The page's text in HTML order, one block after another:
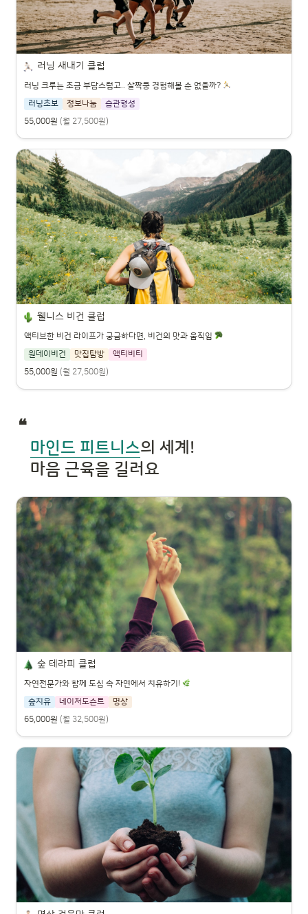
러닝 새내기 클럽
러닝 크루는 조금 부담스럽고.. 살짝쿵 경험해볼 순 없을까?
러닝초보
정보나눔
습관형성
55,000원 (월 27,500원)
웰니스 비건 클럽
액티브한 비건 라이프가 궁금하다면, 비건의 맛과 움직임
원데이비건
맛집탐방
액티비티
55,000원 (월 27,500원)
❝
마인드 피트니스의 세계!
마음 근육을 길러요
숲 테라피 클럽
자연전문가와 함께 도심 속 자연에서 치유하기!
숲치유
네이처도슨트
명상
65,000원 (월 32,500원)